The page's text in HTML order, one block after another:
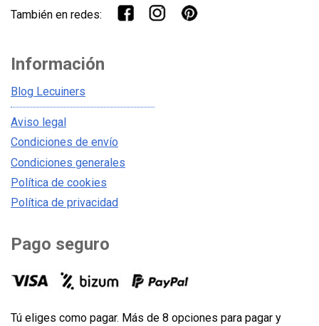
También en redes:
Información
Blog Lecuiners
Aviso legal
Condiciones de envío
Condiciones generales
Política de cookies
Política de privacidad
Pago seguro
Tú eliges como pagar. Más de 8 opciones para pagar y